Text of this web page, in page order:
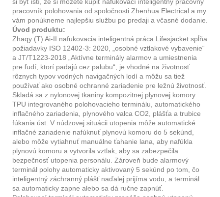
pracovník polohovania od spoločnosti Zhenhua Electrical a my
vám ponúkneme najlepšiu službu po predaji a včasné dodanie.
Úvod produktu:
Zhaqy (T) Ai-II nafukovacia inteligentná práca Lifesjacket spĺňa
požiadavky ISO 12402-3: 2020, „osobné vztlakové vybavenie“
a JT/T1223-2018 „Aktívne terminály alarmov a umiestnenia
pre ľudí, ktorí padajú cez palubu“, je vhodné na životnosť
rôznych typov vodných navigačných lodí a môžu sa tiež
používať ako osobné ochranné zariadenie pre ležnú životnosť.
Skladá sa z nylonovej tkaniny kompozitnej plynovej komory
TPU integrovaného polohovacieho terminálu, automatického
inflačného zariadenia, plynového valca CO2, plášťa a trubice
fúkania úst. V núdzovej situácii utopenia môže automatické
inflačné zariadenie nafúknuť plynovú komoru do 5 sekúnd,
alebo môže vytiahnuť manuálne ťahanie lana, aby nafúkla
plynovú komoru a vytvorila vztlak, aby sa zabezpečila
bezpečnosť utopenia personálu. Zároveň bude alarmový
terminál polohy automaticky aktivovaný 5 sekúnd po tom, čo
inteligentný záchranný plášť naďalej prijíma vodu, a terminál
sa automaticky zapne alebo sa dá ručne zapnúť.